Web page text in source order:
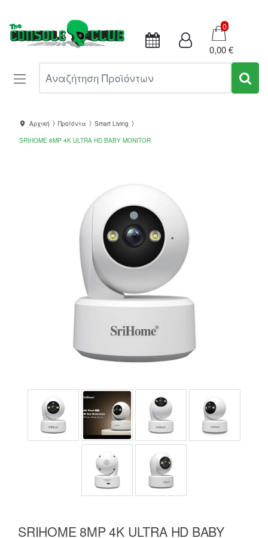
Καλάθι
0
0,00 €
Αρχική Προϊόντα
Smart Living
SRIHOME 8MP 4K ULTRA HD BABY MONITOR
SRIHOME 8MP 4K ULTRA HD BABY